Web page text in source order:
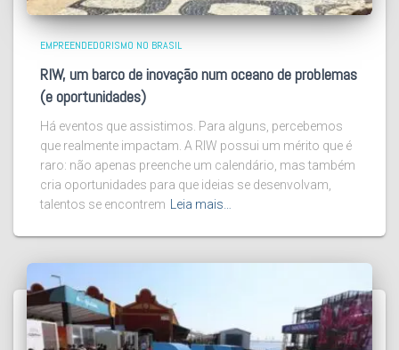
EMPREENDEDORISMO NO BRASIL
RIW, um barco de inovação num oceano de problemas
(e oportunidades)
Há eventos que assistimos. Para alguns, percebemos
que realmente impactam. A RIW possui um mérito que é
raro: não apenas preenche um calendário, mas também
cria oportunidades para que ideias se desenvolvam,
talentos se encontrem
Leia mais…